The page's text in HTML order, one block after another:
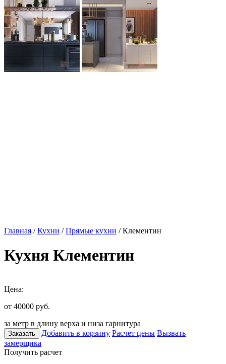
Главная /Кухни /Прямые кухни / Клементин
Кухня Клементин
Цена:
от 40000 руб.
за метр в длину верха и низа гарнитура
Заказать Добавить в корзину Расчет цены Вызвать
замерщика
Получить расчет